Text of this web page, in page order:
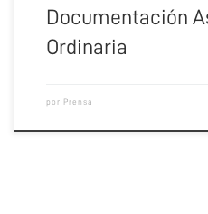
Documentación
Ordinaria
por Prensa